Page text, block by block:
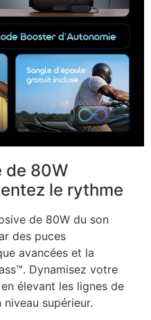
de 80W
le rythme
de 80W du son
des puces
avancées et la
Dynamisez votre
élevant les lignes de
supérieur.